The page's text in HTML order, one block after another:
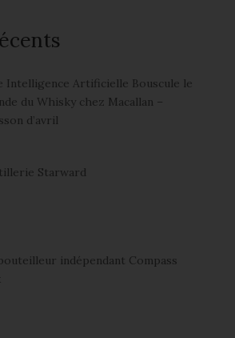
Intelligence Artificielle Bouscule le
du Whisky chez Macallan –
d’avril
Starward
indépendant Compass